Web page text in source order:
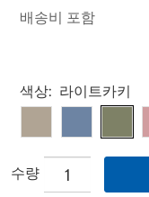
배송비 포함
Select product
색상: 라이트카키
수량